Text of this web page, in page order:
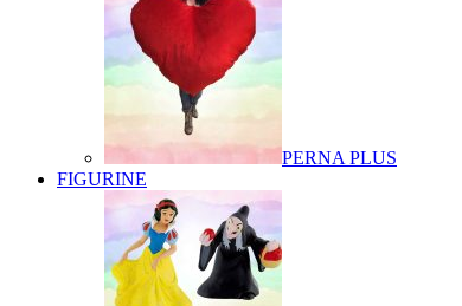
PERNA PLUS
FIGURINE